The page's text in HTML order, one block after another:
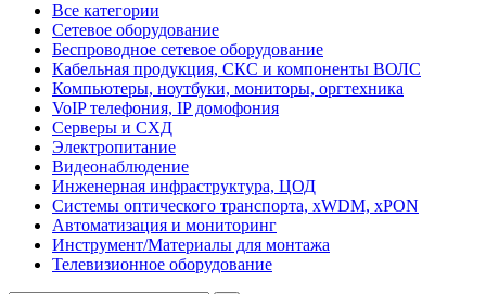
Все категории
Сетевое оборудование
Беспроводное сетевое оборудование
Кабельная продукция, СКС и компоненты ВОЛС
Компьютеры, ноутбуки, мониторы, оргтехника
VoIP телефония, IP домофония
Серверы и СХД
Электропитание
Видеонаблюдение
Инженерная инфраструктура, ЦОД
Системы оптического транспорта, xWDM, xPON
Автоматизация и мониторинг
Инструмент/Материалы для монтажа
Телевизионное оборудование